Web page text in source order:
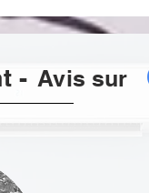
#MISS
- Avis sur